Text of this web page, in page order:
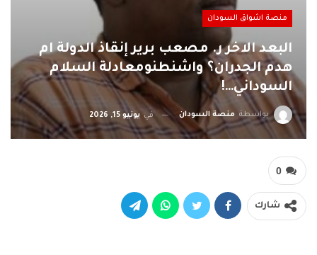
منصة اشواق السودان
البعد الاخر ر. مصعب برير إنقاذ الدولة ام
هدم الجدران؟ واشنطنومعادلة السلام
السوداني…!
بواسطة منصة السودان في يونيو 15, 2026
0
شارك